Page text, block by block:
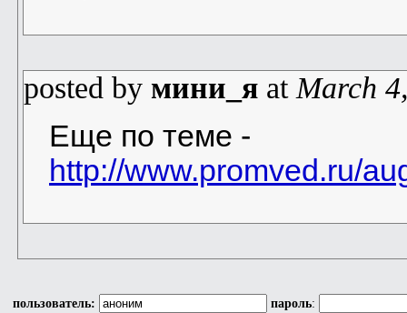
posted by мини_я at March
Еще по теме -
http://www.promved.ru/
пользователь: пароль: